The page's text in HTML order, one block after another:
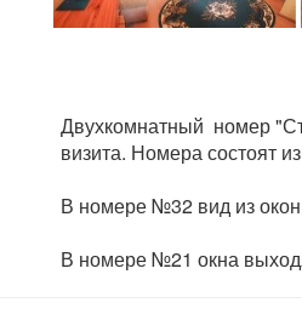
Двухкомнатный номер
визита. Номера состоят
В номере №32 вид из
В номере №21 окна